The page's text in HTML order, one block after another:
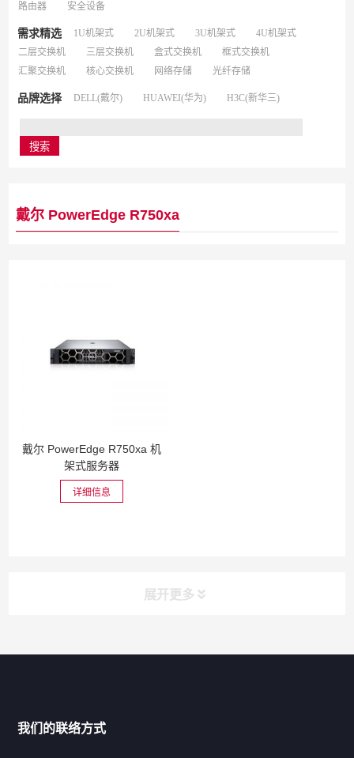
路由器
安全设备
需求精选 1U机架式 2U机架式 3U机架式
4U机架式
二层交换机
三层交换机 盒式交换机
框式交换机
汇聚交换机
核心交换机 网络存储 光纤存储
品牌选择 DELL(戴尔) HUAWEI(华为) H3C(新华三)
戴尔 PowerEdge R750xa
戴尔 PowerEdge R750xa 机
架式服务器
详细信息
展开更多
我们的联络方式